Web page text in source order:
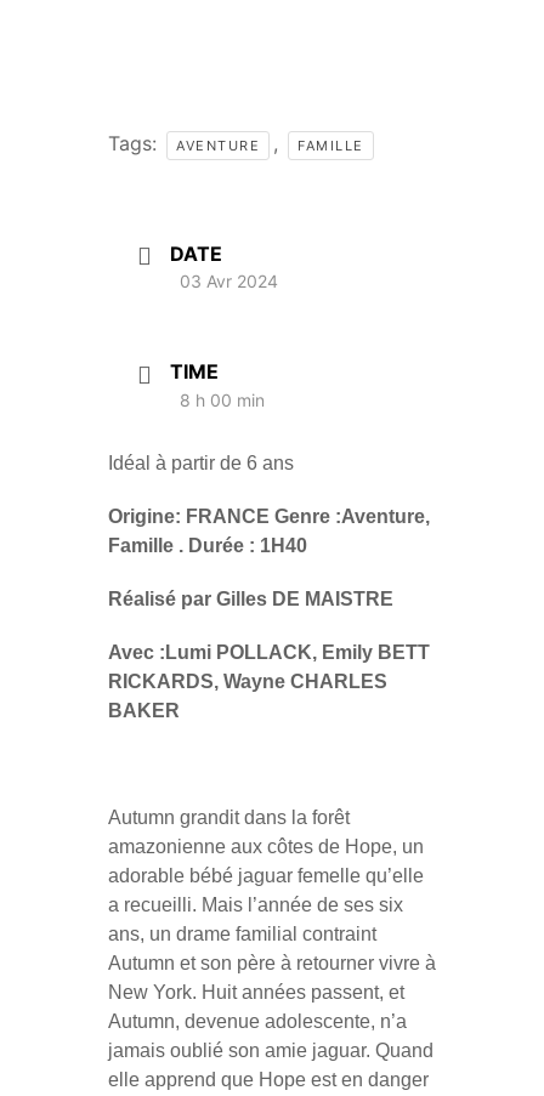
Tags: AVENTURE , FAMILLE
DATE
03 Avr 2024
TIME
8 h 00 min
Idéal à partir de 6 ans
Origine: FRANCE Genre :Aventure,
Famille . Durée : 1H40
Réalisé par Gilles DE MAISTRE
Avec :Lumi POLLACK, Emily BETT
RICKARDS, Wayne CHARLES
BAKER
Autumn grandit dans la forêt
amazonienne aux côtes de Hope, un
adorable bébé jaguar femelle qu’elle
a recueilli. Mais l’année de ses six
ans, un drame familial contraint
Autumn et son père à retourner vivre à
New York. Huit années passent, et
Autumn, devenue adolescente, n’a
jamais oublié son amie jaguar. Quand
elle apprend que Hope est en danger